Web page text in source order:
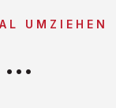
UMZIEHEN